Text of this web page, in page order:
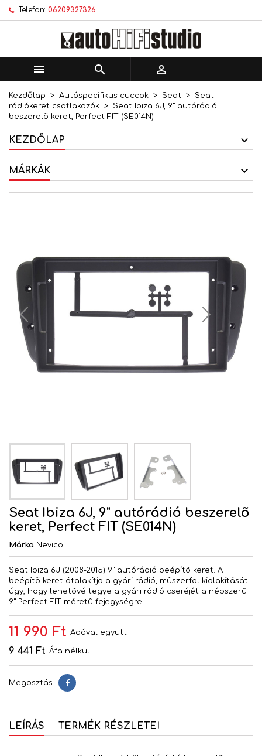
Telefon: 06209327326
  
Kezdőlap Autóspecifikus cuccok Seat
Seat
rádiókeret csatlakozók
Seat Ibiza 6J, 9" autórádió
beszerelõ keret, Perfect FIT (SE014N)
KEZDŐLAP
MÁRKÁK
Seat Ibiza 6J, 9" autórádió beszerelõ
keret, Perfect FIT (SE014N)
Márka Nevico
Seat Ibiza 6J (2008-2015) 9" autórádió beépítõ keret. A
beépítõ keret átalakítja a gyári rádió, mûszerfal kialakítását
úgy, hogy lehetõvé tegye a gyári rádió cseréjét a népszerû
9" Perfect FIT méretû fejegységre.
11 990 Ft Adóval együtt
9 441 Ft Áfa nélkül
Megosztás Megosztás
LEÍRÁS TERMÉK RÉSZLETEI
Kívánságlistáim ×
Új lista létrehozása
Kívánságlista létrehozása ×
Kívánságlista neve
Mégsem Kívánságlista létrehozása
Bejelentkezés ×
történő mentéséhez.
Mégsem Bejelentkezés